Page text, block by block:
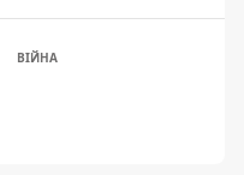
ВІЙНА